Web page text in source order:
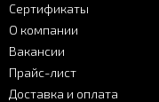
Сертификаты
О компании
Вакансии
Прайс-лист
Доставка и оплата